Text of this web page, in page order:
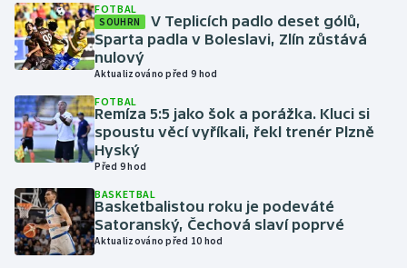
Jezdectví
Judo
Krasobruslení
Lezení
Lyže a snowboard
Moderní pětiboj
FOTBAL
SOUHRN
V Teplicích padlo deset gólů,
Sparta padla v Boleslavi, Zlín zůstává
nulový
Aktualizováno před 9 hod
FOTBAL
Remíza 5:5 jako šok a porážka. Kluci si
spoustu věcí vyříkali, řekl trenér Plzně
Hyský
Před 9 hod
BASKETBAL
Basketbalistou roku je podeváté
Satoranský, Čechová slaví poprvé
Aktualizováno před 10 hod